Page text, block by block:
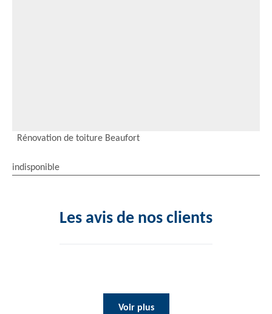
Rénovation de toiture Beaufort
indisponible
Les avis de nos clients
Voir plus